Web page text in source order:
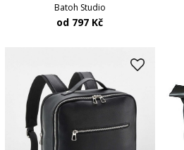
Batoh Studio
od 797 Kč